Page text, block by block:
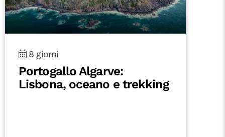
8 giorni
Portogallo Algarve:
Lisbona, oceano e trekking